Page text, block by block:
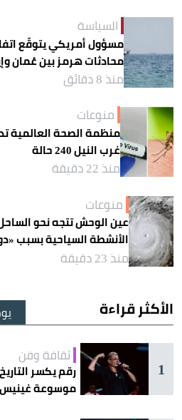
السياسة
مسؤول أمريكي يتوقّع
محادثات هرمز بين عُمان
منذ 8 دقائق
منوعات
منظمة الصحة العالمية
غرب النيل 240 حالة
منذ 22 دقيقة
منوعات
عين الوحش تتجه نحو
الأنشطة السياحية بسبب
منذ 23 دقيقة
الأكثر قراءة
1
ثقافة وفن
رقم يكسر
موسوعة غينيس